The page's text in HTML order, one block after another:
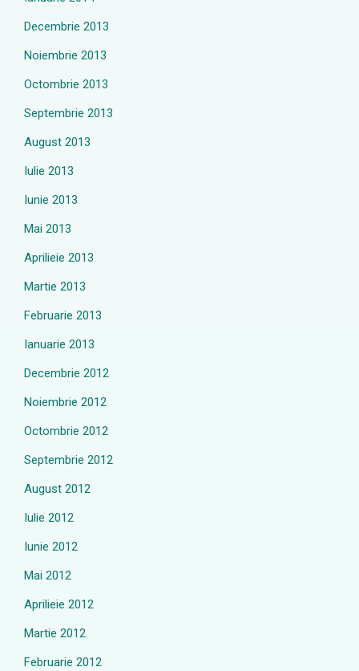
Decembrie 2013
Noiembrie 2013
Octombrie 2013
Septembrie 2013
August 2013
Iulie 2013
Iunie 2013
Mai 2013
Aprilieie 2013
Martie 2013
Februarie 2013
Ianuarie 2013
Decembrie 2012
Noiembrie 2012
Octombrie 2012
Septembrie 2012
August 2012
Iulie 2012
Iunie 2012
Mai 2012
Aprilieie 2012
Martie 2012
Februarie 2012